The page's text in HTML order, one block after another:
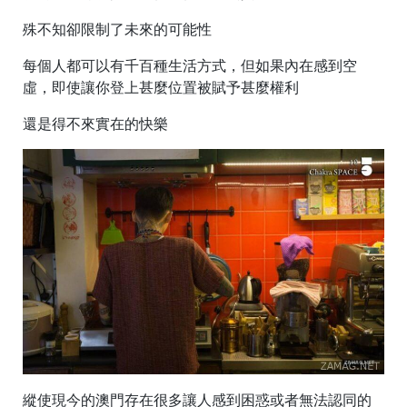
殊不知卻限制了未來的可能性
每個人都可以有千百種生活方式，但如果內在感到空
虛，即使讓你登上甚麼位置被賦予甚麼權利
還是得不來實在的快樂
縱使現今的澳門存在很多讓人感到困惑或者無法認同的